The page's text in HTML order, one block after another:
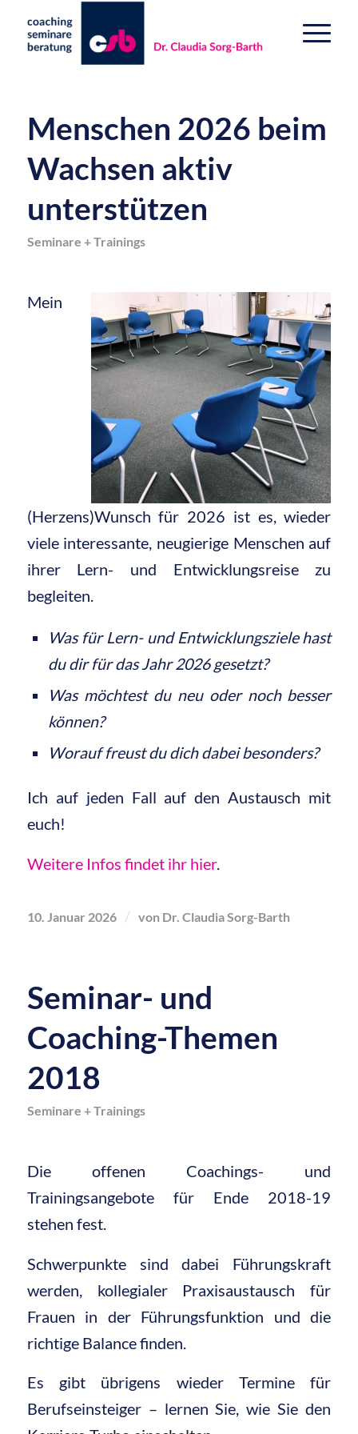
Menschen 2026 beim
Wachsen aktiv
unterstützen
Seminare + Trainings
Mein
(Herzens)Wunsch für 2026 ist es, wieder
viele interessante, neugierige Menschen auf
ihrer Lern- und Entwicklungsreise zu
begleiten.
Was für Lern- und Entwicklungsziele hast
du dir für das Jahr 2026 gesetzt?
Was möchtest du neu oder noch besser
können?
Worauf freust du dich dabei besonders?
Ich auf jeden Fall auf den Austausch mit
euch!
Weitere Infos findet ihr hier.
10. Januar 2026 / von Dr. Claudia Sorg-Barth
Seminar- und
Coaching-Themen
2018
Seminare + Trainings
Die offenen Coachings- und
Trainingsangebote für Ende 2018-19
stehen fest.
Schwerpunkte sind dabei Führungskraft
werden, kollegialer Praxisaustausch für
Frauen in der Führungsfunktion und die
richtige Balance finden.
Es gibt übrigens wieder Termine für
Berufseinsteiger – lernen Sie, wie Sie den